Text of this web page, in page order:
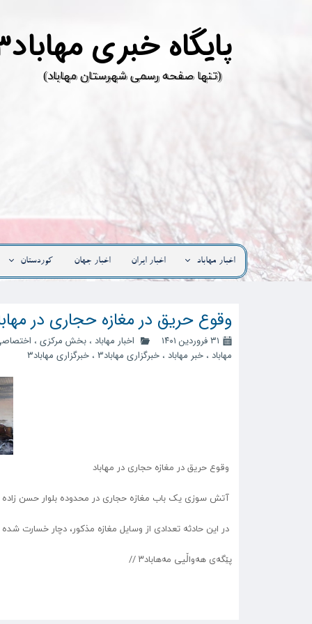
پ
​(تنها صفحه رسمی شهرستان مهاباد)
اخبار مهاباد اخبار ایران اخبار جهان کوردستان
وقوع حریق در مغازە حجاری در
۳۱ فروردین ۱۴۰۱ اخبار مهاباد ،بخش مرکزی ،
مهاباد ،خبر مهاباد ،خبرگزاری مهاباد3 ،خبرگزاری مهاباد۳
وقوع حریق در مغازە حجاری در مهاباد
آتش سوزی یک باب مغازه حجاری در محدوده بلوار حسن
در این حادثه تعدادی از وسایل مغازە مذکور، دچار
پێگەی هەواڵیی مەهاباد۳ //